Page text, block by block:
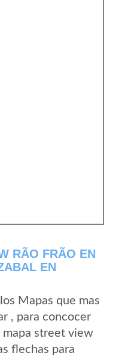
RÃ­O FRÃ­O EN
EN
Mapas que mas
, para concocer
mapa street view
flechas para